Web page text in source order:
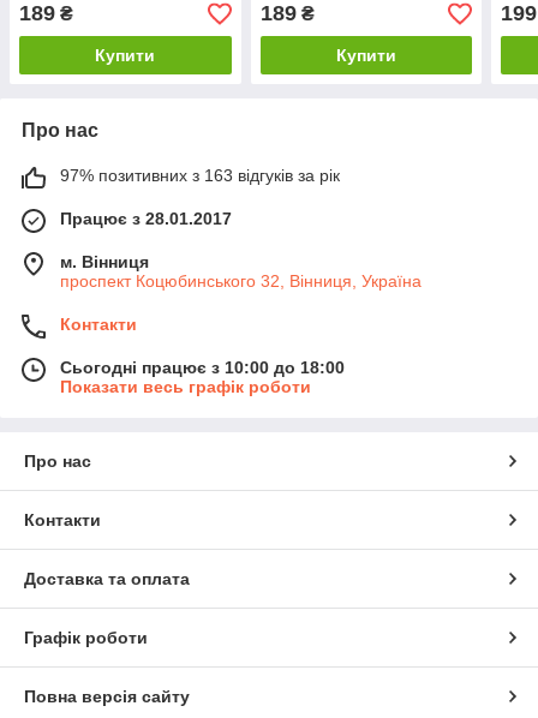
189 ₴
Купити
189₴
Купити
199
Про нас
97% позитивних з 163 відгуків за рік
Працює з 28.01.2017
м. Вінниця
проспект Коцюбинського 32, Вінниця, Україна
Контакти
Сьогодні працює з 10:00 до 18:00
Показати весь графік роботи
Про нас
Контакти
Доставка та оплата
Графік роботи
Повна версія сайту